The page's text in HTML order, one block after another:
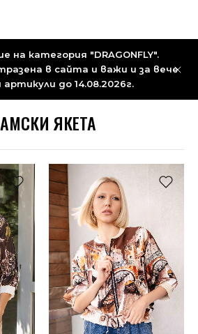
на категория "DRAGONFLY".
в сайта и важи и за вече
артикули до 14.08.2026г.
ЯКЕТА